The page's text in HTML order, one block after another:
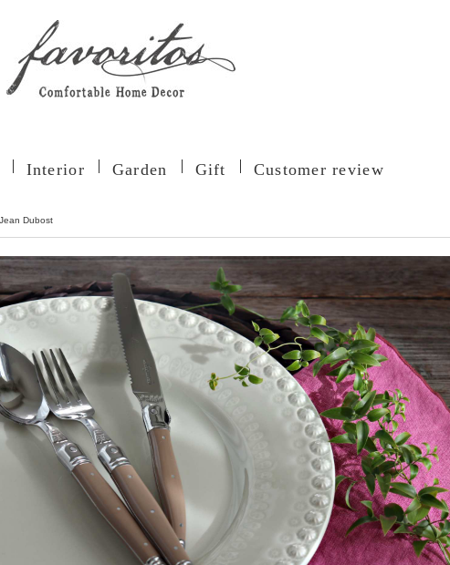
Interior Garden Gift Customer review
Jean Dubost